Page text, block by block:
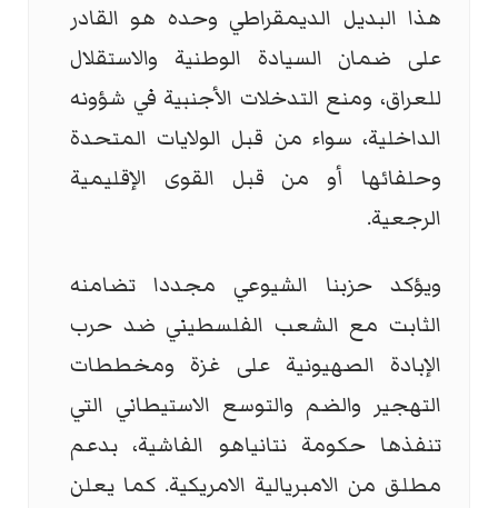
هذا البديل الديمقراطي وحده هو القادر
على ضمان السيادة الوطنية والاستقلال
للعراق، ومنع التدخلات الأجنبية في شؤونه
الداخلية، سواء من قبل الولايات المتحدة
وحلفائها أو من قبل القوى الإقليمية
الرجعية.
ويؤكد حزبنا الشيوعي مجددا تضامنه
الثابت مع الشعب الفلسطيني ضد حرب
الإبادة الصهيونية على غزة ومخططات
التهجير والضم والتوسع الاستيطاني التي
تنفذها حكومة نتانياهو الفاشية، بدعم
مطلق من الامبريالية الامريكية. كما يعلن